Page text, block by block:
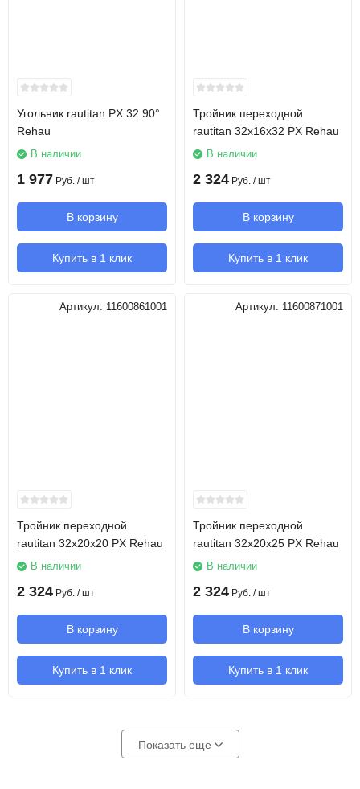
Угольник rautitan PX 32 90°
Rehau
В наличии
1 977 Руб. / шт
В корзину
Купить в 1 клик
Тройник переходной
rautitan 32х16х32 PX Rehau
В наличии
2 324 Руб. / шт
В корзину
Купить в 1 клик
Артикул: 11600861001
Тройник переходной
rautitan 32х20х20 PX Rehau
В наличии
2 324 Руб. / шт
В корзину
Купить в 1 клик
Артикул: 11600871001
Тройник переходной
rautitan 32х20х25 PX Rehau
В наличии
2 324 Руб. / шт
В корзину
Купить в 1 клик
Показать еще